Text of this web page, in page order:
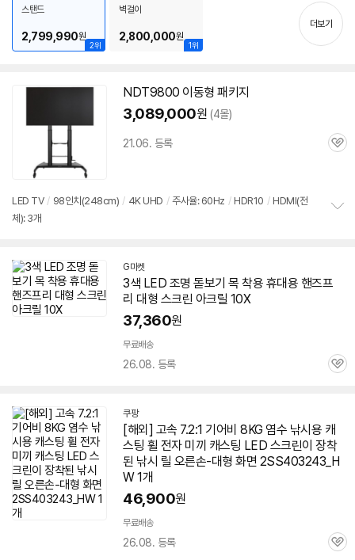
치
기
2위
스탠드
2,799,990원
1위
벽걸이
2,800,000원
더보기
NDT9800 이동형 패키지
3,089,000원 (4몰)
21.06. 등록
관
LED TV / 98인치(248cm) / 4K UHD / 주사율: 60Hz / HDR10 / HDMI(전
체): 3개
G마켓
3색 LED 조명 돋보기 목 착용 휴대용 핸즈프
리 대형 스크린 아크릴 10X
37,360원
무료배송
26.08. 등록
관
쿠팡
[해외] 고속 7.2:1 기어비 8KG 염수 낚시용 캐
스팅 휠 전자 미끼 캐스팅 LED 스크린이 장착
된 낚시 릴 오른손-대형 화면 2SS403243_H
W 1개
46,900원
무료배송
26.08. 등록
관